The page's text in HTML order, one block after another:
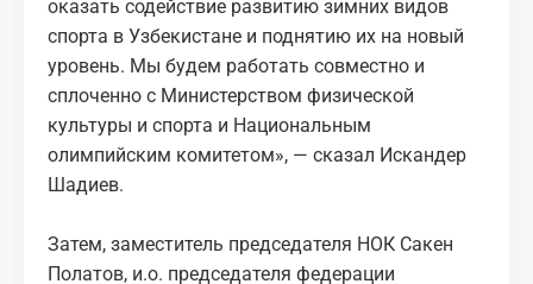
оказать содействие развитию зимних видов
спорта в Узбекистане и поднятию их на новый
уровень. Мы будем работать совместно и
сплоченно с Министерством физической
культуры и спорта и Национальным
олимпийским комитетом», — сказал Искандер
Шадиев.
Затем, заместитель председателя НОК Сакен
Полатов, и.о. председателя федерации